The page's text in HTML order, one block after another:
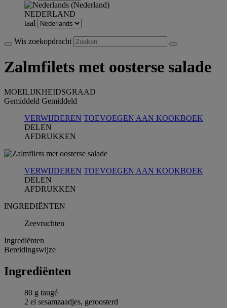
NEDERLAND
taal
Wis zoekopdracht
Zalmfilets met oosterse salade
MOEILIJKHEIDSGRAAD
Gemiddeld Gemiddeld
VERWIJDEREN TOEVOEGEN AAN KOOKBOEK
DELEN
AFDRUKKEN
VERWIJDEREN TOEVOEGEN AAN KOOKBOEK
DELEN
AFDRUKKEN
INGREDIЁNTEN
Zeevruchten
Ingrediёnten
Bereidingswijze
Ingrediёnten
80 g taugé
2 el sesamzaadjes, geroosterd